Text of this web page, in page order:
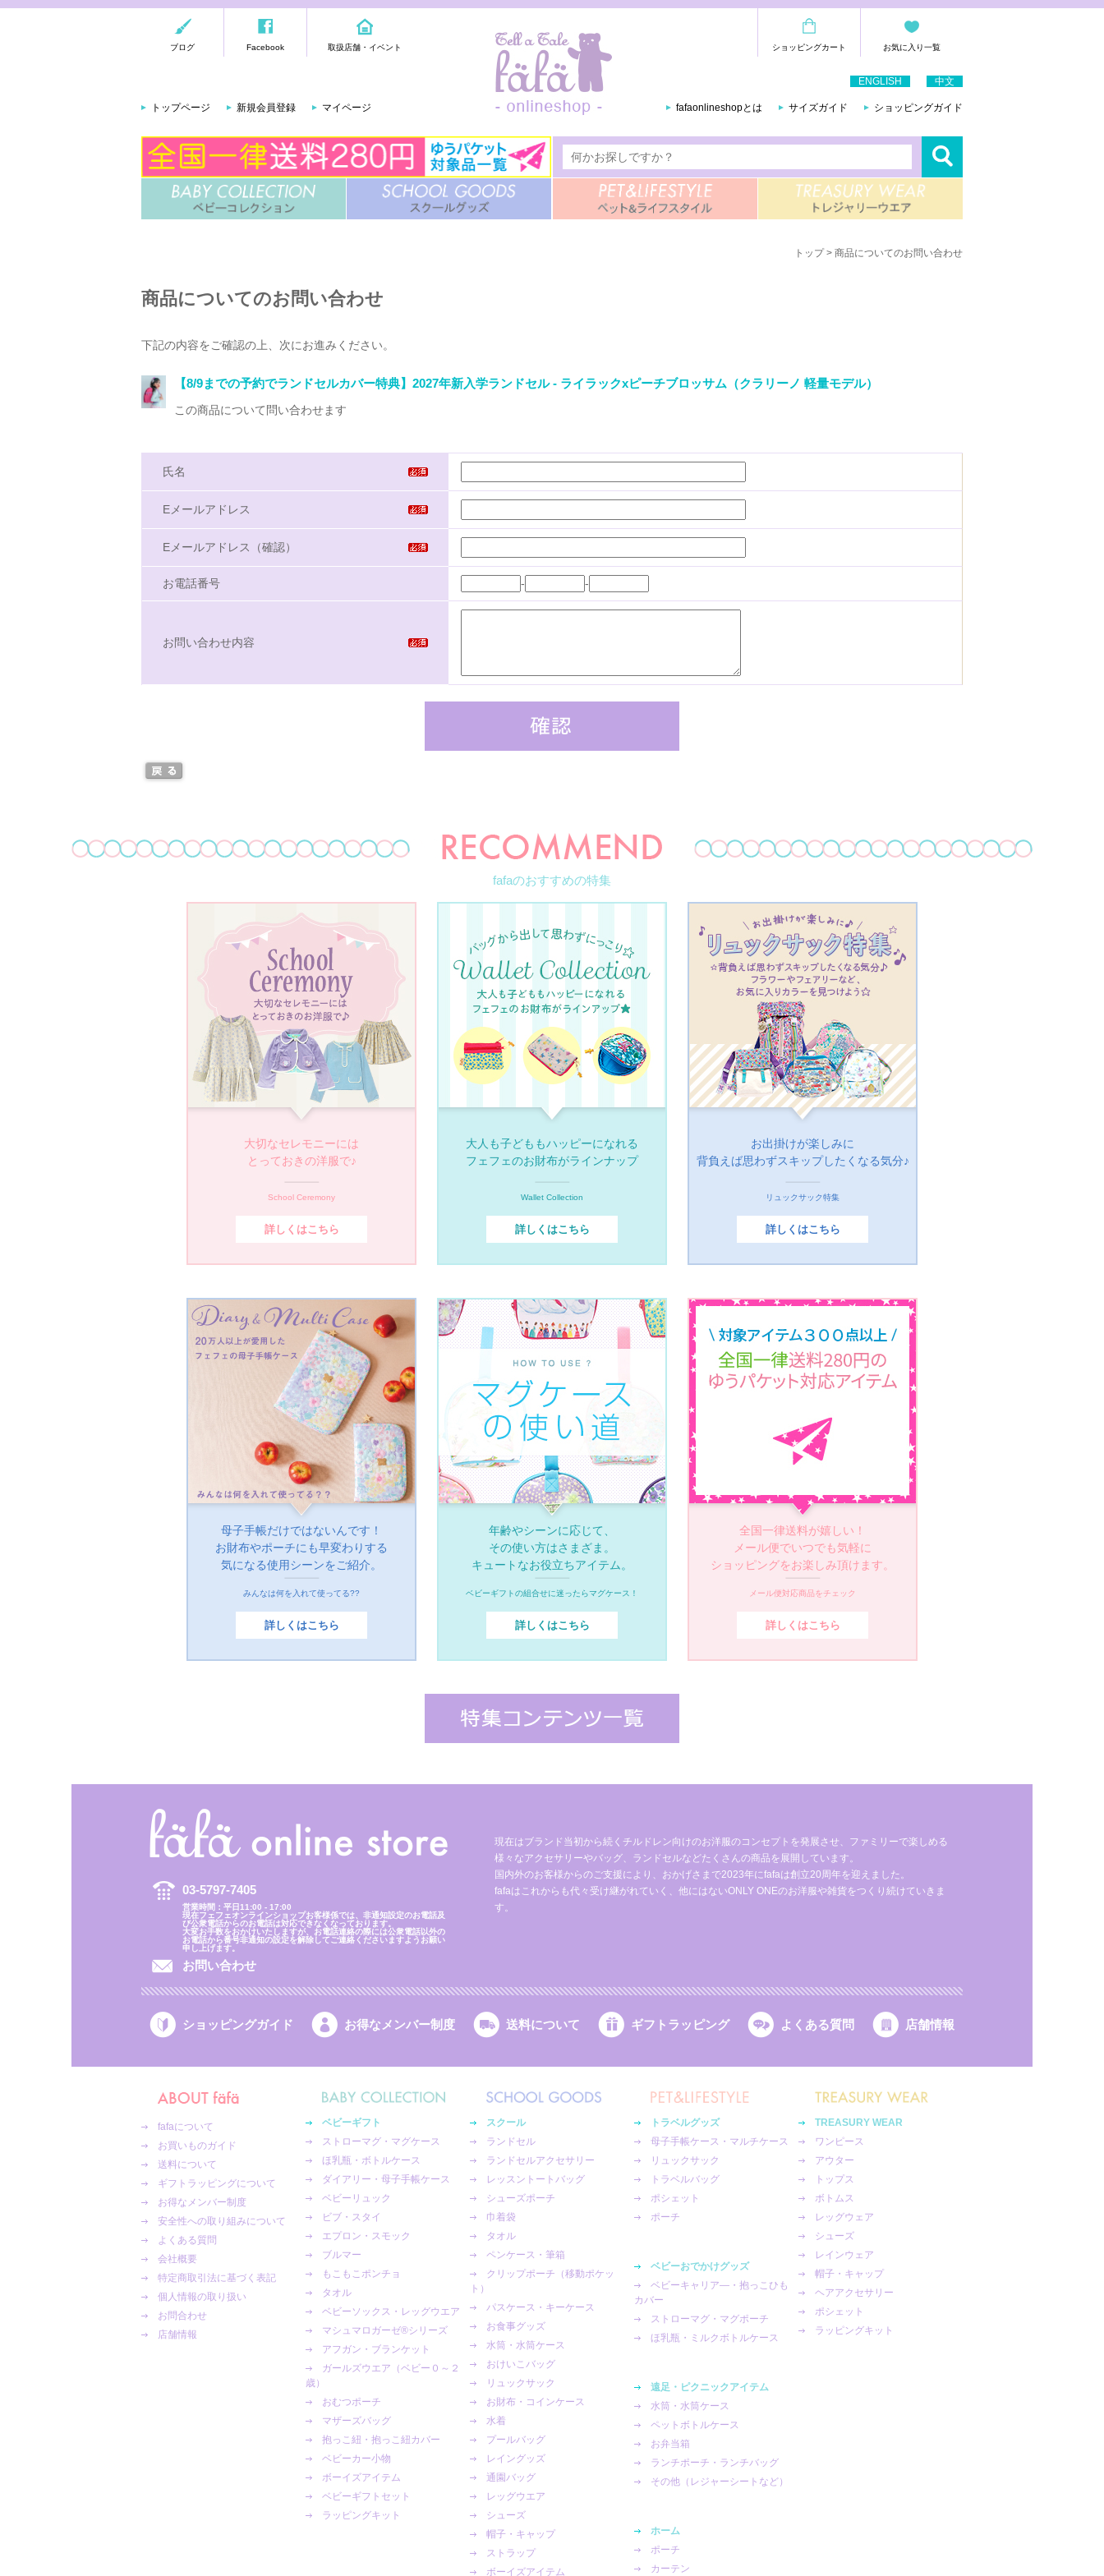
ブログ Facebook 取扱店舗・イベント ショッピングカート お気に入り一覧
ENGLISH 中文
トップページ 新規会員登録 マイページ fafaonlineshopとは サイズガイド ショッピングガイド
トップ> 商品についてのお問い合わせ
商品についてのお問い合わせ
下記の内容をご確認の上、次にお進みください。
【8/9までの予約でランドセルカバー特典】2027年新入学ランドセル - ライラックxピーチブロッサム（クラリーノ 軽量モデル）
この商品について問い合わせます
氏名
Eメールアドレス
Eメールアドレス（確認）
お電話番号 - -
お問い合わせ内容
fafaのおすすめの特集
大切なセレモニーには
とっておきの洋服で♪
School Ceremony
詳しくはこちら
大人も子どももハッピーになれる
フェフェのお財布がラインナップ
Wallet Collection
詳しくはこちら
お出掛けが楽しみに
背負えば思わずスキップしたくなる気分♪
リュックサック特集
詳しくはこちら
母子手帳だけではないんです！
お財布やポーチにも早変わりする
気になる使用シーンをご紹介。
みんなは何を入れて使ってる??
詳しくはこちら
年齢やシーンに応じて、
その使い方はさまざま。
キュートなお役立ちアイテム。
ベビーギフトの組合せに迷ったらマグケース！
詳しくはこちら
全国一律送料が嬉しい！
メール便でいつでも気軽に
ショッピングをお楽しみ頂けます。
メール便対応商品をチェック
詳しくはこちら
03-5797-7405
営業時間：平日11:00 - 17:00
現在フェフェオンラインショップお客様係では、非通知設定のお電話及
び公衆電話からのお電話は対応できなくなっております。
大変お手数をおかけいたしますが、お電話連絡の際には公衆電話以外の
お電話から番号非通知の設定を解除してご連絡くださいますようお願い
申し上げます。
お問い合わせ
現在はブランド当初から続くチルドレン向けのお洋服のコンセプトを発展させ、ファミリーで楽しめる
様々なアクセサリーやバッグ、ランドセルなどたくさんの商品を展開しています。
国内外のお客様からのご支援により、おかげさまで2023年にfafaは創立20周年を迎えました。
fafaはこれからも代々受け継がれていく、他にはないONLY ONEのお洋服や雑貨をつくり続けていきま
す。
ショッピングガイド お得なメンバー制度 送料について ギフトラッピング よくある質問 店舗情報
fafaについて
お買いものガイド
送料について
ギフトラッピングについて
お得なメンバー制度
安全性への取り組みについて
よくある質問
会社概要
特定商取引法に基づく表記
個人情報の取り扱い
お問合わせ
店舗情報
ベビーギフト
ストローマグ・マグケース
ほ乳瓶・ボトルケース
ダイアリー・母子手帳ケース
ベビーリュック
ビブ・スタイ
エプロン・スモック
ブルマー
もこもこポンチョ
タオル
ベビーソックス・レッグウエア
マシュマロガーゼ®︎シリーズ
アフガン・ブランケット
ガールズウエア（ベビー０～２
歳）
おむつポーチ
マザーズバッグ
抱っこ紐・抱っこ紐カバー
ベビーカー小物
ボーイズアイテム
ベビーギフトセット
ラッピングキット
スクール
ランドセル
ランドセルアクセサリー
レッスントートバッグ
シューズポーチ
巾着袋
タオル
ペンケース・筆箱
クリップポーチ（移動ポケッ
ト）
パスケース・キーケース
お食事グッズ
水筒・水筒ケース
おけいこバッグ
リュックサック
お財布・コインケース
水着
プールバッグ
レイングッズ
通園バッグ
レッグウエア
シューズ
帽子・キャップ
ストラップ
ボーイズアイテム
トラベルグッズ
母子手帳ケース・マルチケース
リュックサック
トラベルバッグ
ポシェット
ポーチ
ベビーおでかけグッズ
ベビーキャリア―・抱っこひも
カバー
ストローマグ・マグポーチ
ほ乳瓶・ミルクボトルケース
遠足・ピクニックアイテム
水筒・水筒ケース
ペットボトルケース
お弁当箱
ランチポーチ・ランチバッグ
その他（レジャーシートなど）
ホーム
ポーチ
カーテン
TREASURY WEAR
ワンピース
アウター
トップス
ボトムス
レッグウェア
シューズ
レインウェア
帽子・キャップ
ヘアアクセサリー
ポシェット
ラッピングキット